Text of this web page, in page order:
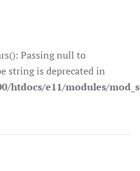
Passing null to
string is deprecated in
htdocs/e11/modules/